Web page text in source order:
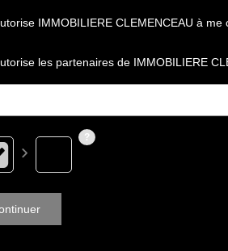
IMMOBILIERE CLEMENCEAU à
les partenaires de IMMOBILIERE